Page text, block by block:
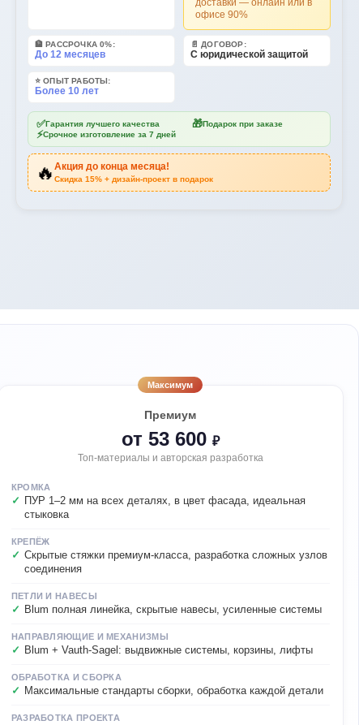
доставки — онлайн или в
офисе 90%
🏦 РАССРОЧКА 0%:
До 12 месяцев
📄 ДОГОВОР:
С юридической защитой
⭐ ОПЫТ РАБОТЫ:
Более 10 лет
✅Гарантия лучшего качества 🎁Подарок при заказе
⚡Срочное изготовление за 7 дней
🔥Акция до конца месяца!
Скидка 15% + дизайн-проект в подарок
Максимум
Премиум
от 53 600 ₽
Топ-материалы и авторская разработка
КРОМКА
ПУР 1–2 мм на всех деталях, в цвет фасада, идеальная
стыковка
КРЕПЁЖ
Скрытые стяжки премиум-класса, разработка сложных узлов
соединения
ПЕТЛИ И НАВЕСЫ
Blum полная линейка, скрытые навесы, усиленные системы
НАПРАВЛЯЮЩИЕ И МЕХАНИЗМЫ
Blum + Vauth-Sagel: выдвижные системы, корзины, лифты
ОБРАБОТКА И СБОРКА
Максимальные стандарты сборки, обработка каждой детали
РАЗРАБОТКА ПРОЕКТА